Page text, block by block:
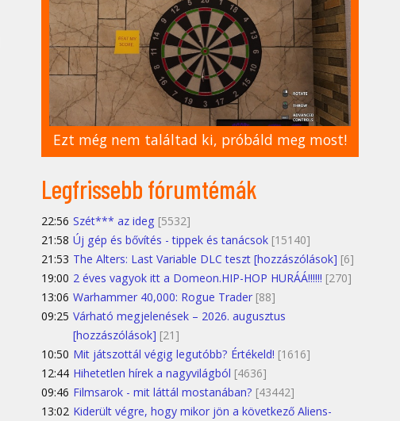
Ezt még nem találtad ki, próbáld meg most!
Legfrissebb fórumtémák
22:56 Szét*** az ideg [5532]
21:58 Új gép és bővítés - tippek és tanácsok [15140]
21:53 The Alters: Last Variable DLC teszt [hozzászólások] [6]
19:00 2 éves vagyok itt a Domeon.HIP-HOP HURÁÁ!!!!!! [270]
13:06 Warhammer 40,000: Rogue Trader [88]
09:25 Várható megjelenések – 2026. augusztus
[hozzászólások] [21]
10:50 Mit játszottál végig legutóbb? Értékeld! [1616]
12:44 Hihetetlen hírek a nagyvilágból [4636]
09:46 Filmsarok - mit láttál mostanában? [43442]
13:02 Kiderült végre, hogy mikor jön a következő Aliens-